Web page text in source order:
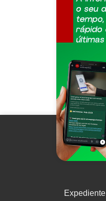
Expediente